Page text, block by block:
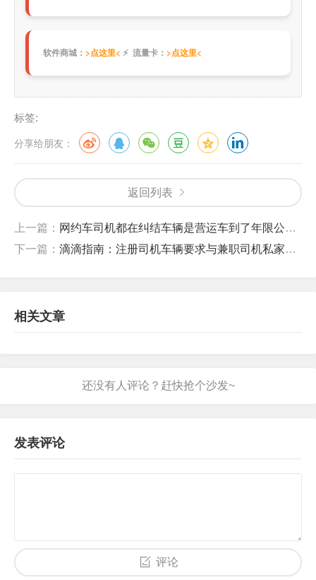
软件商城： >点这里< ⚡ 流量卡： >点这里<
标签:
分享给朋友：
返回列表
上一篇： 网约车司机都在纠结车辆是营运车到了年限公里数该怎么办？我来告诉你答案！
下一篇： 滴滴指南：注册司机车辆要求与兼职司机私家车注册流程
相关文章
发表评论
评论